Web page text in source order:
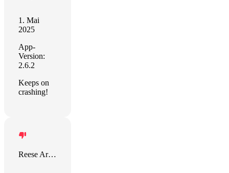
1. Mai
2025
App-
Version:
2.6.2
Keeps on
crashing!
Reese Armstrong